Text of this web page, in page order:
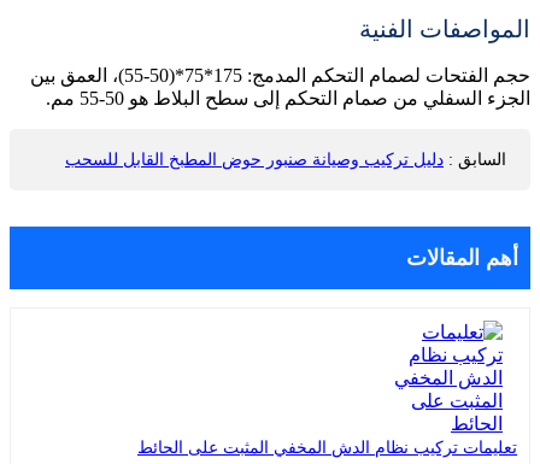
المواصفات الفنية
حجم الفتحات لصمام التحكم المدمج: 175*75*(50-55)، العمق بين
الجزء السفلي من صمام التحكم إلى سطح البلاط هو 50-55 مم.
السابق : دليل تركيب وصيانة صنبور حوض المطبخ القابل للسحب
أهم المقالات
تعليمات تركيب نظام الدش المخفي المثبت على الحائط